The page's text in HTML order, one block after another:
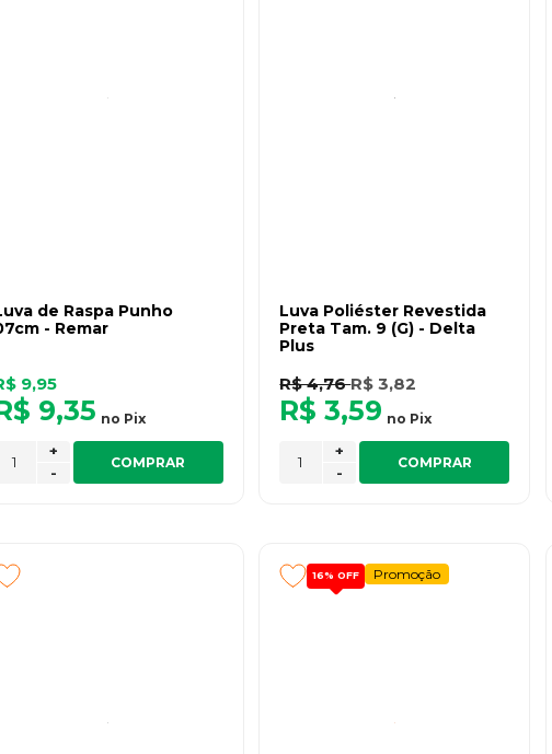
de Raspa Punho
- Remar
9,95
9,35 no Pix
-
+
COMPRAR
Luva Poliéster Revestida
Preta Tam. 9 (G) - Delta
Plus
R$ 4,76R$ 3,82
R$ 3,59 no Pix
-
+
COMPRAR
16% OFF Promoção